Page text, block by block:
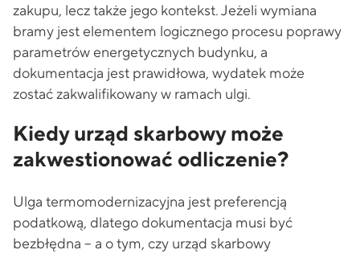
zakupu, lecz także jego kontekst. Jeżeli wymiana
bramy jest elementem logicznego procesu poprawy
parametrów energetycznych budynku, a
dokumentacja jest prawidłowa, wydatek może
zostać zakwalifikowany w ramach ulgi.
Kiedy urząd skarbowy może
zakwestionować odliczenie?
Ulga termomodernizacyjna jest preferencją
podatkową, dlatego dokumentacja musi być
bezbłędna – a o tym, czy urząd skarbowy